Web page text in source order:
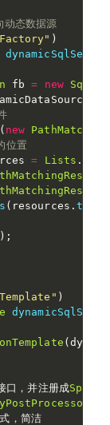
态数据源
)
fb = new
( new
位置
= Lists .
( resources .
) ;
)
(
口，并注册成Spring
，简洁